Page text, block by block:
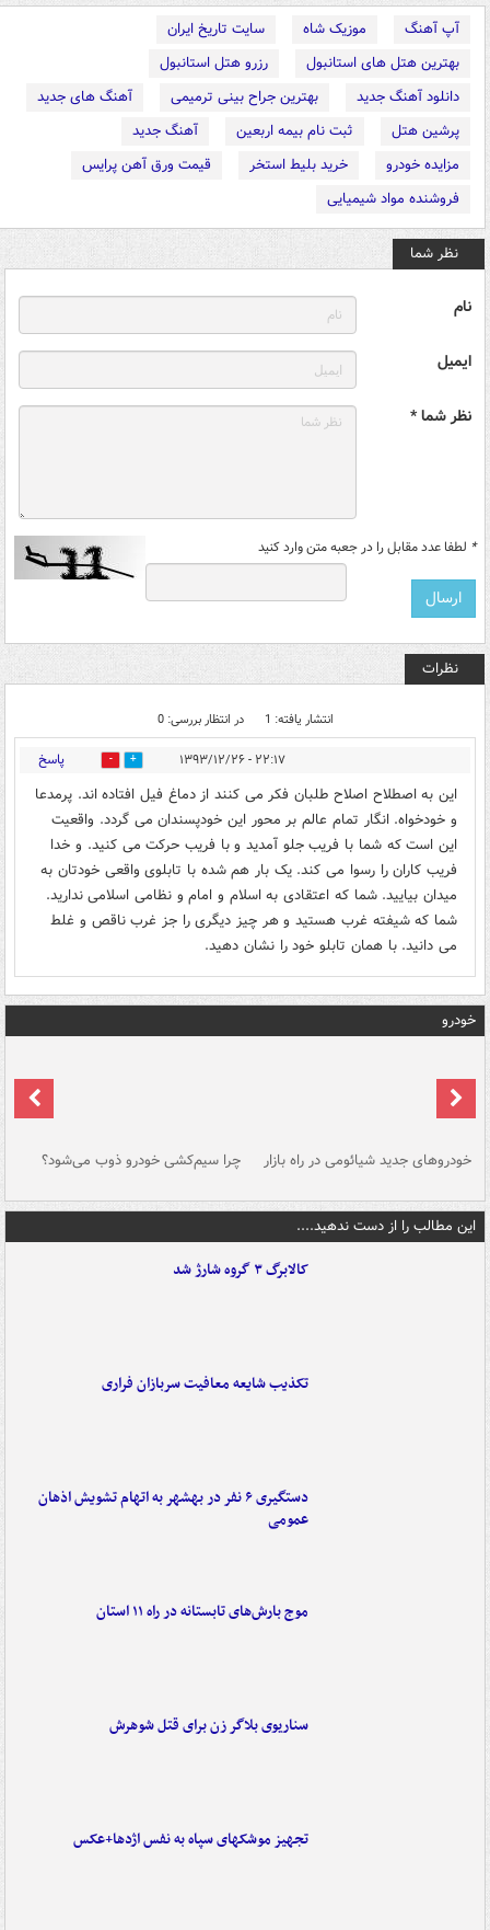
آپ آهنگ موزیک شاه
سایت تاریخ ایران
بهترین هتل های استانبول
رزرو هتل استانبول
دانلود آهنگ جدید
بهترین جراح بینی ترمیمی
آهنگ های جدید
پرشین هتل
ثبت نام بیمه اربعین
آهنگ جدید
مزایده خودرو
خرید بلیط استخر
قیمت ورق آهن پرایس
فروشنده مواد شیمیایی
نظر شما
نام
ایمیل
نظر شما *
* لطفا عدد مقابل را در جعبه متن وارد کنید
نظرات
انتشار یافته: 1 در انتظار بررسی: 0
۲۲:۱۷ - ۱۳۹۳/۱۲/۲۶ 0 پاسخ
این به اصطلاح اصلاح طلبان فکر می کنند از دماغ فیل افتاده اند. پرمدعا
و خودخواه. انگار تمام عالم بر محور این خودپسندان می گردد. واقعیت
این است که شما با فریب جلو آمدید و با فریب حرکت می کنید. و خدا
فریب کاران را رسوا می کند. یک بار هم شده با تابلوی واقعی خودتان به
میدان بیایید. شما که اعتقادی به اسلام و امام و نظامی اسلامی ندارید.
شما که شیفته غرب هستید و هر چیز دیگری را جز غرب ناقص و غلط
می دانید. با همان تابلو خود را نشان دهید.
خودرو
خودروهای جدید شیائومی در راه بازار چرا سیم‌کشی خودرو ذوب می‌شود؟
این مطالب را از دست ندهید....
کالابرگ ۳ گروه شارژ شد
تکذیب شایعه معافیت سربازان فراری
دستگیری ۶ نفر در بهشهر به اتهام تشویش اذهان
عمومی
موج بارش‌های تابستانه در راه ۱۱ استان
سناریوی بلاگر زن برای قتل شوهرش
تجهیز موشکهای سپاه به نفس اژدها+عکس